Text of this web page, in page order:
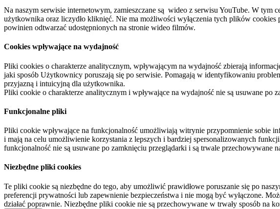
Na naszym serwisie internetowym, zamieszczane są wideo z serwisu YouTube. W
użytkownika oraz liczydło kliknięć. Nie ma możliwości wyłączenia tych plików
powinien odtwarzać udostępnionych na stronie wideo filmów.
Cookies wpływające na wydajność
Pliki cookies o charakterze analitycznym, wpływającym na wydajność zbierają
jaki sposób Użytkownicy poruszają się po serwisie. Pomagają w identyfikowaniu
przyjazną i intuicyjną dla użytkownika.
Pliki cookie o charakterze analitycznym i wpływające na wydajność nie są usuwane
Funkcjonalne pliki
Pliki cookie wpływające na funkcjonalność umożliwiają witrynie przypomnienie
i mają na celu umożliwienie korzystania z lepszych i bardziej spersonalizowanych
funkcjonalność nie są usuwane po zamknięciu przeglądarki i są trwale przechowywane
Niezbędne pliki cookies
Te pliki cookie są niezbędne do tego, aby umożliwić prawidłowe poruszanie się po
preferencji prywatności lub zapewnienie bezpieczeństwa i nie mogą być wyłączone.
działać poprawnie. Niezbędne pliki cookie nie są przechowywane w trwały sposób na